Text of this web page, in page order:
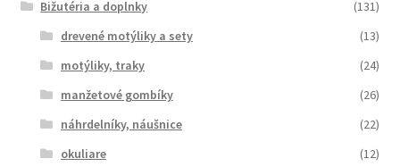
Bižutéria a doplnky
(131)
drevené motýliky a sety
(13)
motýliky, traky
(24)
manžetové gombíky
(26)
náhrdelníky, náušnice
(22)
okuliare
(12)